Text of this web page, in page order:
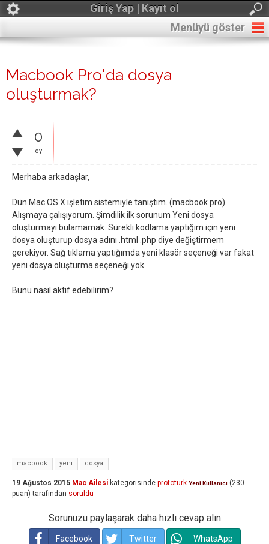
Giriş Yap | Kayıt ol
Menüyü göster
Macbook Pro'da dosya
oluşturmak?
0
oy
Merhaba arkadaşlar,
Dün Mac OS X işletim sistemiyle tanıştım. (macbook pro)
Alışmaya çalışıyorum. Şimdilik ilk sorunum Yeni dosya
oluşturmayı bulamamak. Sürekli kodlama yaptığım için yeni
dosya oluşturup dosya adını .html .php diye değiştirmem
gerekiyor. Sağ tıklama yaptığımda yeni klasör seçeneği var fakat
yeni dosya oluşturma seçeneği yok.
Bunu nasıl aktif edebilirim?
macbook yeni dosya
19 Ağustos 2015 Mac Ailesi kategorisinde prototurk Yeni Kullanıcı (230
puan) tarafından soruldu
Sorunuzu paylaşarak daha hızlı cevap alın
Facebook Twitter WhatsApp